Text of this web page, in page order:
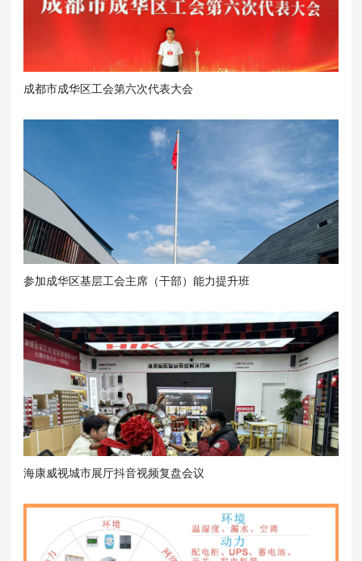
成都市成华区工会第六次代表大会
参加成华区基层工会主席（干部）能力提升班
海康威视城市展厅抖音视频复盘会议